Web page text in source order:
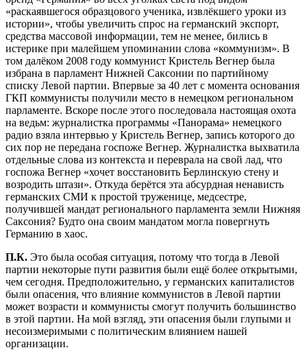
«раскаявшегося образцового ученика, извлёкшего уроки из
истории», чтобы увеличить спрос на германский экспорт,
средства массовой информации, тем не менее, бились в
истерике при малейшем упоминании слова «коммунизм». В
том далёком 2008 году коммунист Кристель Вегнер была
избрана в парламент Нижней Саксонии по партийному
списку Левой партии. Впервые за 40 лет с момента основания
ГКП коммунисты получили место в немецком региональном
парламенте. Вскоре после этого последовала настоящая охота
на ведьм: журналистка программы «Панорама» немецкого
радио взяла интервью у Кристель Вегнер, запись которого до
сих пор не передана госпоже Вегнер. Журналистка выхватила
отдельные слова из контекста и переврала на свой лад, что
госпожа Вегнер «хочет восстановить Берлинскую стену и
возродить штази». Откуда берётся эта абсурдная ненависть
германских СМИ к простой труженице, медсестре,
получившей мандат регионального парламента земли Нижняя
Саксония? Будто она своим мандатом могла повергнуть
Германию в хаос.
П.К. Это была особая ситуация, потому что тогда в Левой
партии некоторые пути развития были ещё более открытыми,
чем сегодня. Предположительно, у германских капиталистов
были опасения, что влияние коммунистов в Левой партии
может возрасти и коммунисты смогут получить большинство
в этой партии. На мой взгляд, эти опасения были глупыми и
несоизмеримыми с политическим влиянием нашей
организации.